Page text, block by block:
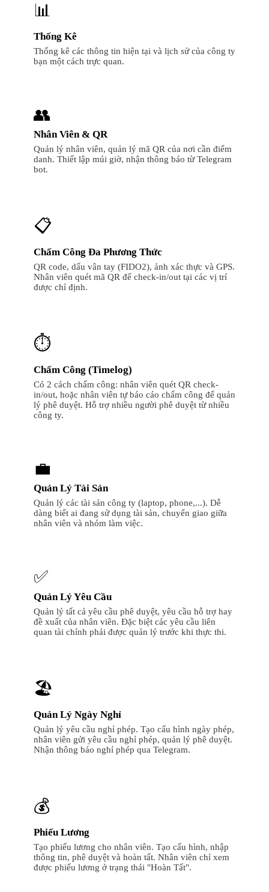
📊
Thống Kê
Thống kê các thông tin hiện tại và lịch sử của công ty
bạn một cách trực quan.
👥
Nhân Viên & QR
Quản lý nhân viên, quản lý mã QR của nơi cần điểm
danh. Thiết lập múi giờ, nhận thông báo từ Telegram
bot.
📋
Chấm Công Đa Phương Thức
QR code, dấu vân tay (FIDO2), ảnh xác thực và GPS.
Nhân viên quét mã QR để check-in/out tại các vị trí
được chỉ định.
⏱️
Chấm Công (Timelog)
Có 2 cách chấm công: nhân viên quét QR check-
in/out, hoặc nhân viên tự báo cáo chấm công để quản
lý phê duyệt. Hỗ trợ nhiều người phê duyệt từ nhiều
công ty.
💼
Quản Lý Tài Sản
Quản lý các tài sản công ty (laptop, phone,...). Dễ
dàng biết ai đang sử dụng tài sản, chuyển giao giữa
nhân viên và nhóm làm việc.
✅
Quản Lý Yêu Cầu
Quản lý tất cả yêu cầu phê duyệt, yêu cầu hỗ trợ hay
đề xuất của nhân viên. Đặc biệt các yêu cầu liên
quan tài chính phải được quản lý trước khi thực thi.
🏖️
Quản Lý Ngày Nghỉ
Quản lý yêu cầu nghỉ phép. Tạo cấu hình ngày phép,
nhân viên gửi yêu cầu nghỉ phép, quản lý phê duyệt.
Nhận thông báo nghỉ phép qua Telegram.
💰
Phiếu Lương
Tạo phiếu lương cho nhân viên. Tạo cấu hình, nhập
thông tin, phê duyệt và hoàn tất. Nhân viên chỉ xem
được phiếu lương ở trạng thái "Hoàn Tất".